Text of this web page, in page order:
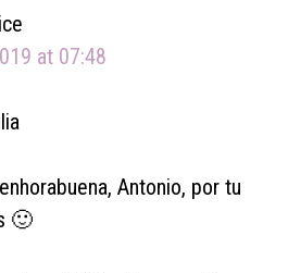
at 07:48
Antonio, por tu
🙂